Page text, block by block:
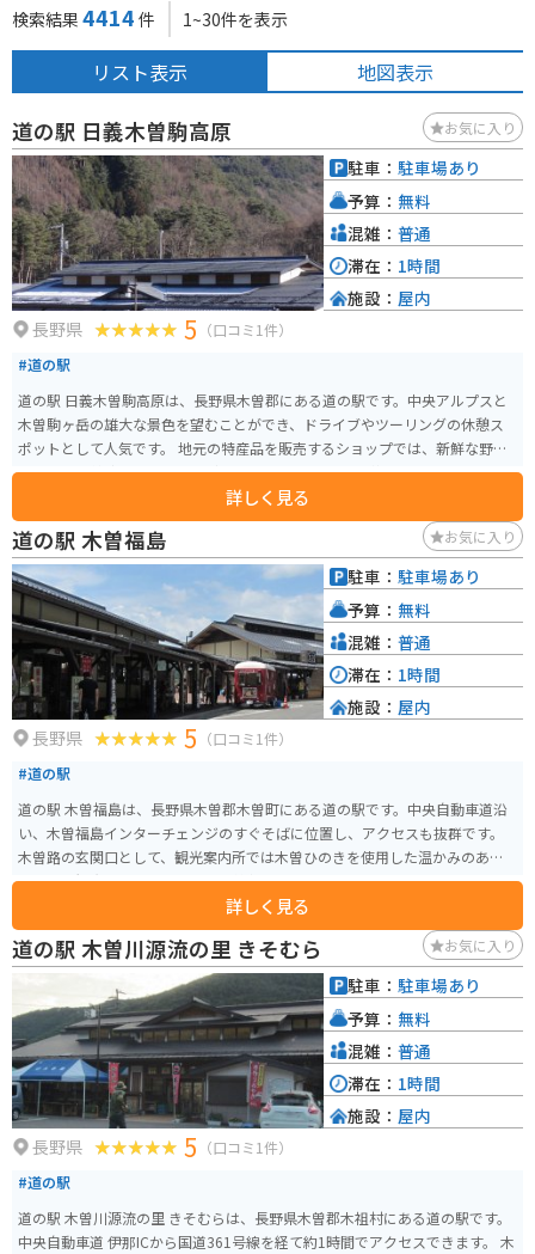
検索結果 4414 件 1~30件を表示
リスト表示 地図表示
道の駅 日義木曽駒高原 お気に入り
長野県 5 （口コミ1件）
#道の駅
道の駅 日義木曽駒高原は、長野県木曽郡にある道の駅です。中央アルプスと
木曽駒ヶ岳の雄大な景色を望むことができ、ドライブやツーリングの休憩ス
ポットとして人気です。 地元の特産品を販売するショップでは、新鮮な野菜
や果物、木曽漆器、木工品など、お土産に最適なものが揃っています。レスト
ランでは、地元産の食材を使った郷土料理や、信州そばなどが味わえます。
バイクで訪れる場合、道の駅には広い駐車場が完備されているので安心で
す。また、周辺には、木曽駒ヶ岳ロープウェイや、寝覚の床など、観光スポッ
トも点在しているので、ツーリングの拠点としても最適です。
詳しく見る
駐車： 駐車場あり
予算： 無料
混雑： 普通
滞在： 1時間
施設： 屋内
道の駅 木曽福島 お気に入り
長野県 5 （口コミ1件）
#道の駅
道の駅 木曽福島は、長野県木曽郡木曽町にある道の駅です。中央自動車道沿
い、木曽福島インターチェンジのすぐそばに位置し、アクセスも抜群です。
木曽路の玄関口として、観光案内所では木曽ひのきを使用した温かみのある
空間で、観光パンフレットや地域情報を入手できます。地元の特産品を販売
するショップでは、木曽漆器や木工品、そば、五平餅など、旅の思い出やお
土産に最適な品々が揃っています。 バイクで訪れる場合、道の駅には広い駐
車場が完備されているので安心です。ツーリングの休憩地点として利用する
のも良いでしょう。木曽路は、雄大な山々に囲まれた風光明媚なルートです。
道の駅 木曽福島を拠点に、自然を感じながらのツーリングを楽しんでみては
いかがでしょうか。 また、周辺には、国の重要文化財に指定されている旧家
で、当時の暮らしを垣間見ることができる「福島宿 木曽路の宿場町」や、鮮
やかな紅葉が美しい「寝覚ノ床」など、見どころもたくさんあります。
詳しく見る
駐車： 駐車場あり
予算： 無料
混雑： 普通
滞在： 1時間
施設： 屋内
道の駅 木曽川源流の里 きそむら お気に入り
長野県 5 （口コミ1件）
#道の駅
道の駅 木曽川源流の里 きそむらは、長野県木曽郡木祖村にある道の駅です。
中央自動車道 伊那ICから国道361号線を経て約1時間でアクセスできます。 木
駐車： 駐車場あり
予算： 無料
混雑： 普通
滞在： 1時間
施設： 屋内